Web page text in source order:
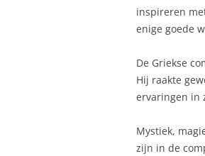
inspireren
enige goede
De Griekse
Hij raakte
ervaringen in
Mystiek,
zijn in de